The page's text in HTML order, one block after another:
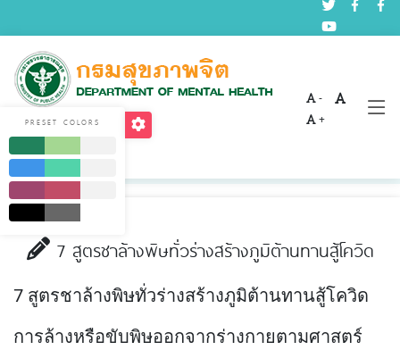
-
+
บทความด้านสุขภาพจิต
Home บริการ
7 สูตรชาล้างพิษทั่วร่างสร้างภูมิต้านทานสู้โควิด
7 สูตรชาล้างพิษทั่วร่างสร้างภูมิต้านทานสู้โควิด
การล้างหรือขับพิษออกจากร่างกายตามศาสตร์
PRESET COLORS